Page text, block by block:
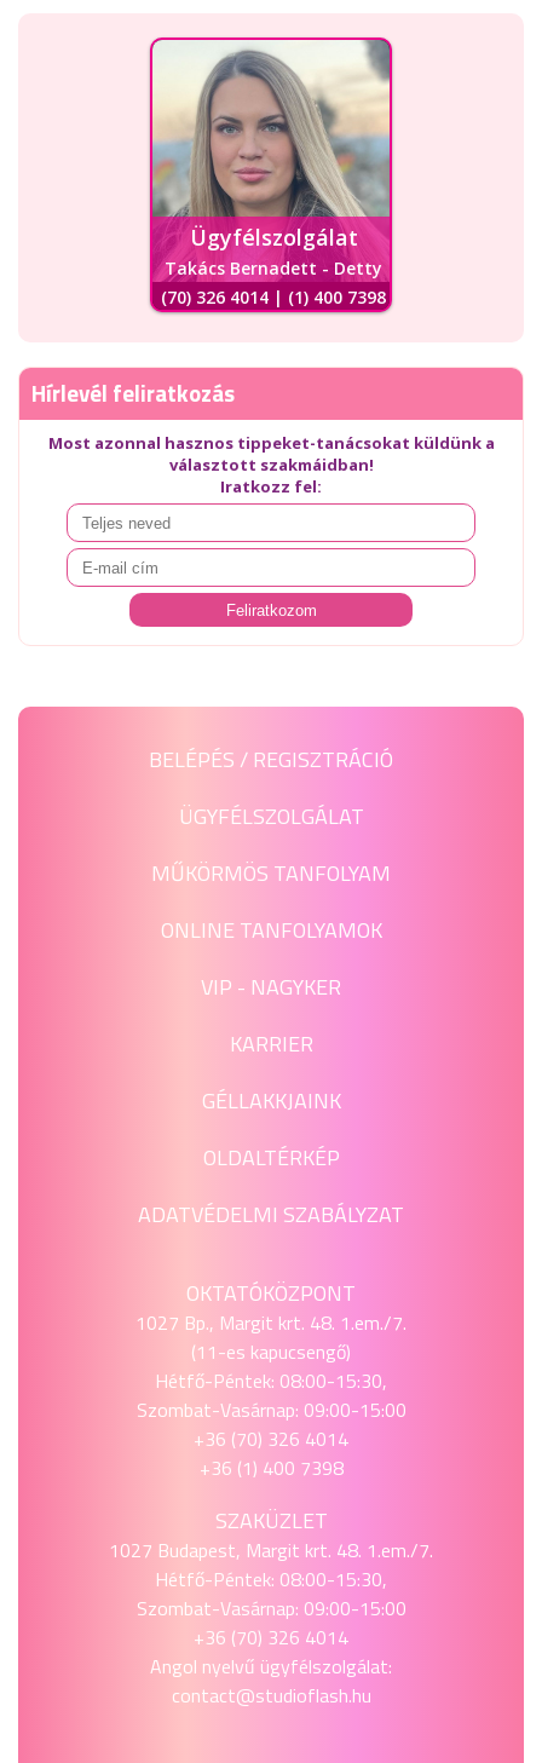
Ügyfélszolgálat
Takács Bernadett - Detty
(70) 326 4014 | (1) 400 7398
Hírlevél feliratkozás
Most azonnal hasznos tippeket-tanácsokat küldünk a
választott szakmáidban!
Iratkozz fel:
BELÉPÉS / REGISZTRÁCIÓ
ÜGYFÉLSZOLGÁLAT
MŰKÖRMÖS TANFOLYAM
ONLINE TANFOLYAMOK
VIP - NAGYKER
KARRIER
GÉLLAKKJAINK
OLDALTÉRKÉP
ADATVÉDELMI SZABÁLYZAT
OKTATÓKÖZPONT
1027 Bp., Margit krt. 48. 1.em./7.
(11-es kapucsengő)
Hétfő-Péntek: 08:00-15:30,
Szombat-Vasárnap: 09:00-15:00
+36 (70) 326 4014
+36 (1) 400 7398
SZAKÜZLET
1027 Budapest, Margit krt. 48. 1.em./7.
Hétfő-Péntek: 08:00-15:30,
Szombat-Vasárnap: 09:00-15:00
+36 (70) 326 4014
Angol nyelvű ügyfélszolgálat:
contact@studioflash.hu